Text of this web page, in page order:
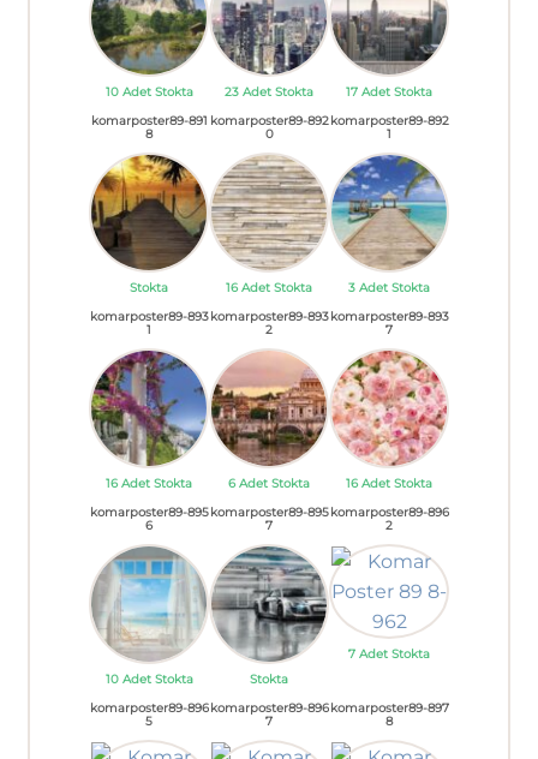
10 Adet Stokta 23 Adet Stokta
17 Adet Stokta
komarposter89-891
8
Stokta
komarposter89-892
0
16 Adet Stokta
komarposter89-892
1
3 Adet Stokta
komarposter89-893
1
16 Adet Stokta
komarposter89-893
2
6 Adet Stokta
komarposter89-893
7
16 Adet Stokta
komarposter89-895
6
10 Adet Stokta
komarposter89-895
7
Stokta
komarposter89-896
2
7 Adet Stokta
komarposter89-896
5
komarposter89-896
7
komarposter89-897
8